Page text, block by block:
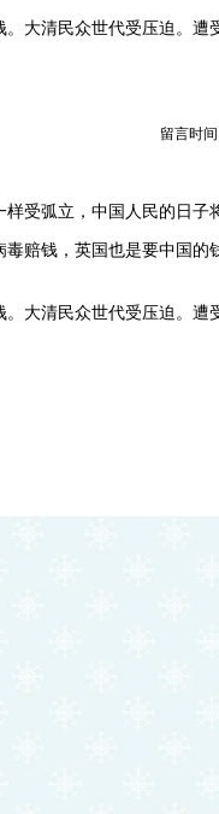
大清民众世代受压迫。遭
留言时间
样受弧立，中国人民的日子
赔钱，英国也是要中国的
大清民众世代受压迫。遭